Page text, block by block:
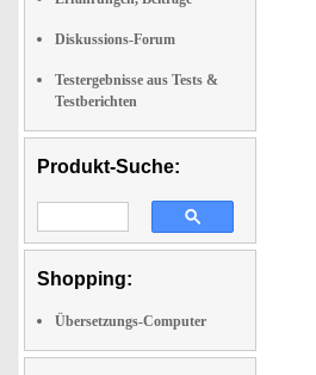
Diskussions-Forum
Testergebnisse aus Tests &
Testberichten
Produkt-Suche:
Shopping:
Übersetzungs-Computer